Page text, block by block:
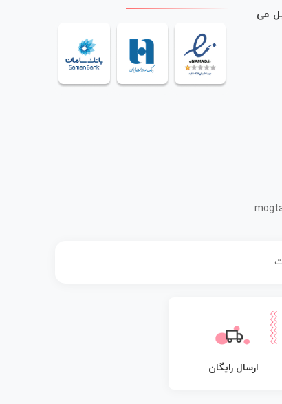
می
ارسال رایگان